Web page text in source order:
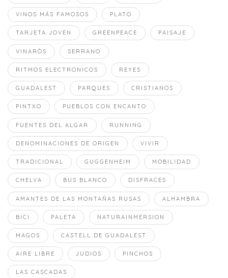
VINOS MÁS FAMOSOS PLATO
TARJETA JOVEN GREENPEACE PAISAJE
VINARÒS SERRANO
RITMOS ELECTRONICOS REYES
GUADALEST PARQUES CRISTIANOS
PINTXO PUEBLOS CON ENCANTO
FUENTES DEL ALGAR RUNNING
DENOMINACIONES DE ORIGEN VIVIR
TRADICIONAL GUGGENHEIM MOBILIDAD
CHELVA BUS BLANCO DISFRACES
AMANTES DE LAS MONTAÑAS RUSAS ALHAMBRA
BICI PALETA NATURAINMERSION
MAGOS CASTELL DE GUADALEST
AIRE LIBRE JUDIOS PINCHOS
LAS CASCADAS